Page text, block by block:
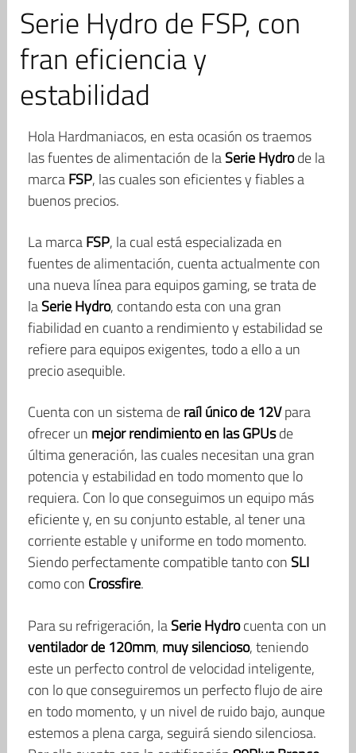
Serie Hydro de FSP, con
fran eficiencia y
estabilidad
Hola Hardmaniacos, en esta ocasión os traemos
las fuentes de alimentación de laSerie Hydrode la
marcaFSP, las cuales son eficientes y fiables a
buenos precios.
La marcaFSP, la cual está especializada en
fuentes de alimentación, cuenta actualmente con
una nueva línea para equipos gaming, se trata de
laSerie Hydro, contando esta con una gran
fiabilidad en cuanto a rendimiento y estabilidad se
refiere para equipos exigentes, todo a ello a un
precio asequible.
Cuenta con un sistema deraíl único de 12Vpara
ofrecer un mejor rendimiento en las GPUsde
última generación, las cuales necesitan una gran
potencia y estabilidad en todo momento que lo
requiera. Con lo que conseguimos un equipo más
eficiente y, en su conjunto estable, al tener una
corriente estable y uniforme en todo momento.
Siendo perfectamente compatible tanto con SLI
como con Crossfire.
Para su refrigeración, laSerie Hydrocuenta con un
ventilador de 120mm, muy silencioso, teniendo
este un perfecto control de velocidad inteligente,
con lo que conseguiremos un perfecto flujo de aire
en todo momento, y un nivel de ruido bajo, aunque
estemos a plena carga, seguirá siendo silenciosa.